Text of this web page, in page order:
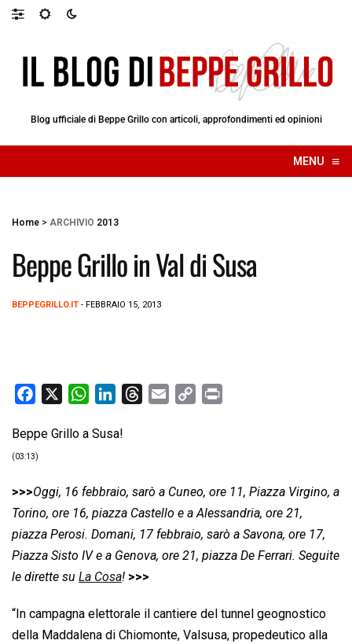
Blog ufficiale di Beppe Grillo con articoli, approfondimenti ed opinioni
MENU ≡
☰
Home > ARCHIVIO 2013
Beppe Grillo in Val di Susa
BEPPEGRILLO.IT - FEBBRAIO 15, 2013
c
e
o
o
k
W
a
A
p
p
n
d
I
n
d
s
i
n
k
Beppe Grillo a Susa!
(03:13)
>>>Oggi, 16 febbraio, sarò a Cuneo, ore 11, Piazza Virgino, a
Torino, ore 16, piazza Castello e a Alessandria, ore 21,
piazza Perosi. Domani, 17 febbraio, sarò a Savona, ore 17,
Piazza Sisto IV e a Genova, ore 21, piazza De Ferrari. Seguite
le dirette su La Cosa! >>>
“In campagna elettorale il cantiere del tunnel geognostico
della Maddalena di Chiomonte, Valsusa, propedeutico alla